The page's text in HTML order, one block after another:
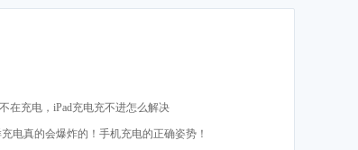
在充电，iPad充电充不进怎么解决
电真的会爆炸的！手机充电的正确姿势！